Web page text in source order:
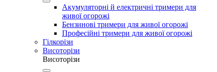
Акумуляторні й електричні тримери для
живої огорожі
Бензинові тримери для живої огорожі
Професійні тримери для живої огорожі
Гілкорізи
Висоторізи
Висоторізи